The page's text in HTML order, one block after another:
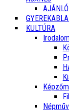
AJÁNLÓ
KULTÚRA